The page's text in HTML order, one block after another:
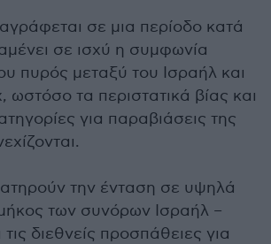
σε μια περίοδο κατά
σε ισχύ η συμφωνία
πυρός μεταξύ του Ισραήλ και
ωστόσο τα περιστατικά βίας και
για παραβιάσεις της
την ένταση σε υψηλά
των συνόρων Ισραήλ –
διεθνείς προσπάθειες για